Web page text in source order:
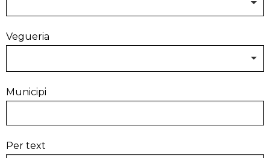
Vegueria
Municipi
Per text